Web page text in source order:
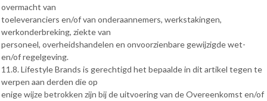
overmacht van
toeleveranciers en/of van onderaannemers, werkstakingen,
werkonderbreking, ziekte van
personeel, overheidshandelen en onvoorzienbare gewijzigde wet-
en/of regelgeving.
11.8. Lifestyle Brands is gerechtigd het bepaalde in dit artikel tegen te
werpen aan derden die op
enige wijze betrokken zijn bij de uitvoering van de Overeenkomst en/of